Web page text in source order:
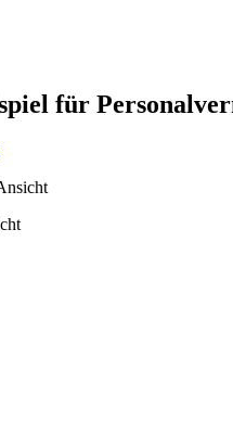
für